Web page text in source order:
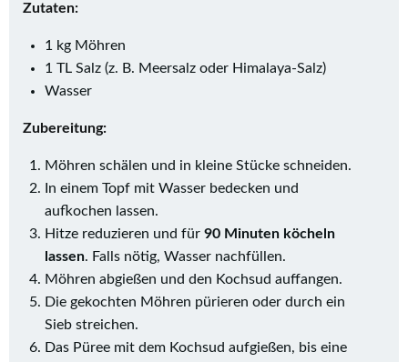
Zutaten:
1 kg Möhren
1 TL Salz (z. B. Meersalz oder Himalaya-Salz)
Wasser
Zubereitung:
Möhren schälen und in kleine Stücke schneiden.
In einem Topf mit Wasser bedecken und
aufkochen lassen.
Hitze reduzieren und für 90 Minuten köcheln
lassen. Falls nötig, Wasser nachfüllen.
Möhren abgießen und den Kochsud auffangen.
Die gekochten Möhren pürieren oder durch ein
Sieb streichen.
Das Püree mit dem Kochsud aufgießen, bis eine